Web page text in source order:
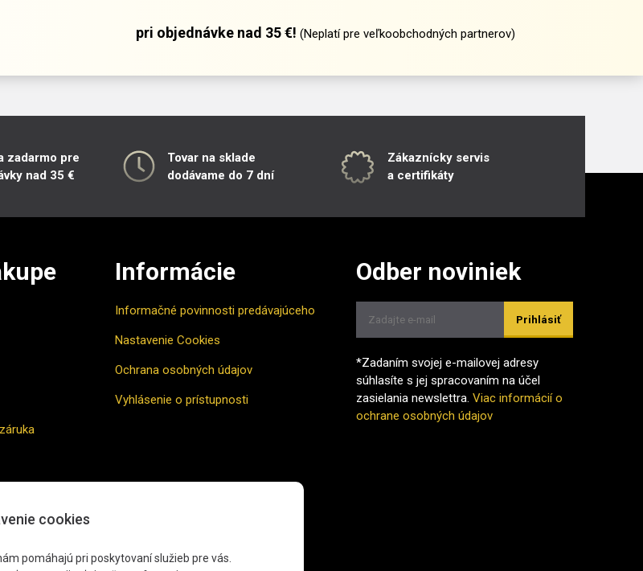
cookies
pomáhajú pri poskytovaní služieb pre vás.
pri objednávke nad 35 €! (Neplatí pre veľkoobchodných partnerov)
zadarmo pre
nad 35 €
Tovar na sklade
dodávame do 7 dní
Zákaznícky servis
a certifikáty
Informácie
Informačné povinnosti predávajúceho
Nastavenie Cookies
Ochrana osobných údajov
Vyhlásenie o prístupnosti
Odber noviniek
Prihlásiť
*Zadaním svojej e-mailovej adresy
súhlasíte s jej spracovaním na účel
zasielania newslettra. Viac informácií o
ochrane osobných údajov